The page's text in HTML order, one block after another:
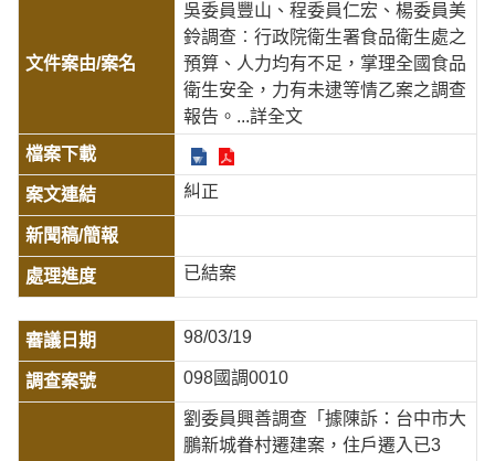
吳委員豐山、程委員仁宏、楊委員美
鈴調查︰行政院衛生署食品衛生處之
預算、人力均有不足，掌理全國食品
衛生安全，力有未逮等情乙案之調查
報告。 ...詳全文
糾正
已結案
98/03/19
098國調0010
劉委員興善調查「據陳訴：台中市大
鵬新城眷村遷建案，住戶遷入已3